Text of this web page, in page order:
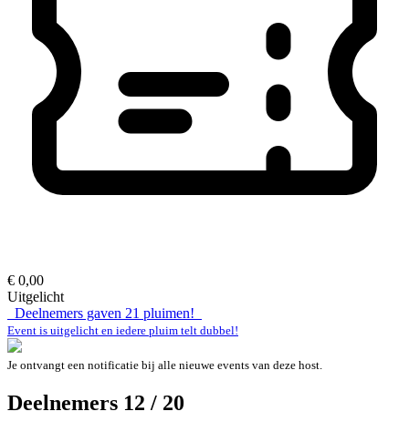
€ 0,00
Uitgelicht
Deelnemers gaven 21 pluimen!
Event is uitgelicht en iedere pluim telt dubbel!
Je ontvangt een notificatie bij alle nieuwe events van deze host.
Deelnemers 12 / 20